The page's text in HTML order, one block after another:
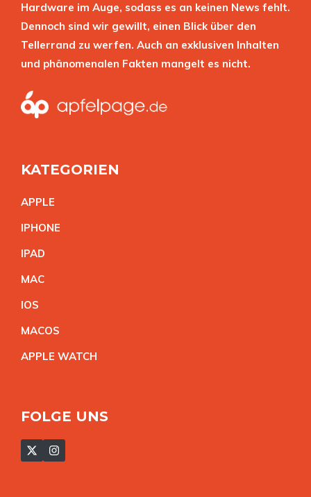
Hardware im Auge, sodass es an keinen News fehlt.
Dennoch sind wir gewillt, einen Blick über den
Tellerrand zu werfen. Auch an exklusiven Inhalten
und phänomenalen Fakten mangelt es nicht.
KATEGORIEN
APPLE
IPHONE
IPAD
MAC
IOS
MACOS
APPLE WATCH
FOLGE UNS